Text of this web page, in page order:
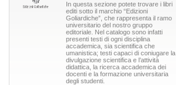
In questa sezione potete trovare i libri
editi sotto il marchio “Edizioni
Goliardiche”, che rappresenta il ramo
universitario del nostro gruppo
editoriale. Nel catalogo sono infatti
presenti testi di ogni disciplina
accademica, sia scientifica che
umanistica; testi capaci di coniugare la
divulgazione scientifica e l’attività
didattica, la ricerca accademica dei
docenti e la formazione universitaria
degli studenti.